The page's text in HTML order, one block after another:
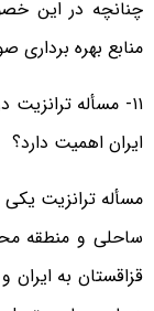
چنانچه در این
منابع بهره
۱۱- مسأله
ایران اهمیت دارد؟
مسأله ترانزیت
ساحلی و منطقه
قزاقستان به